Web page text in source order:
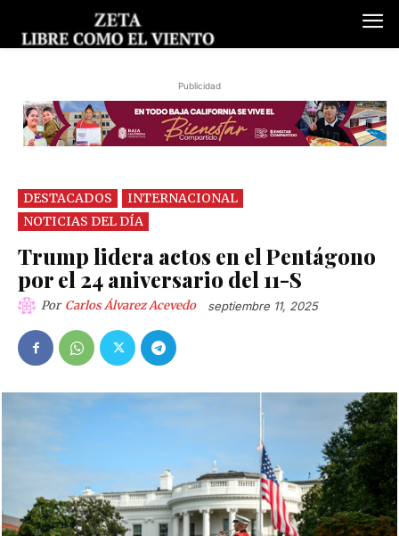
Publicidad
DESTACADOS
INTERNACIONAL
NOTICIAS DEL DÍA
Trump lidera actos en el Pentágono
por el 24 aniversario del 11-S
Por Carlos Álvarez Acevedo septiembre 11, 2025